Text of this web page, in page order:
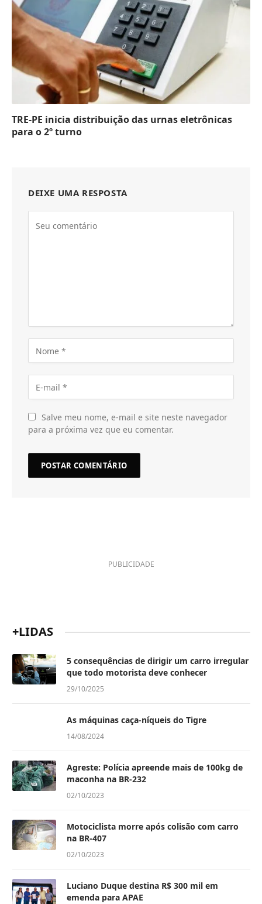
TRE-PE inicia distribuição das urnas eletrônicas
para o 2º turno
DEIXE UMA RESPOSTA
Salve meu nome, e-mail e site neste navegador
para a próxima vez que eu comentar.
PUBLICIDADE
+LIDAS
5 consequências de dirigir um carro irregular
que todo motorista deve conhecer
29/10/2025
As máquinas caça-níqueis do Tigre
14/08/2024
Agreste: Polícia apreende mais de 100kg de
maconha na BR-232
02/10/2023
Motociclista morre após colisão com carro
na BR-407
02/10/2023
Luciano Duque destina R$ 300 mil em
emenda para APAE